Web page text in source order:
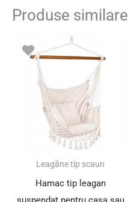
Produse similare
Leagăne tip scaun
Hamac tip leagan